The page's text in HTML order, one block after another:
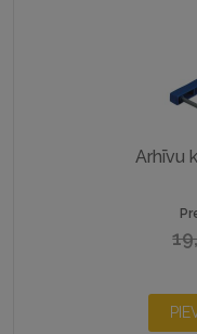
Arhīvu